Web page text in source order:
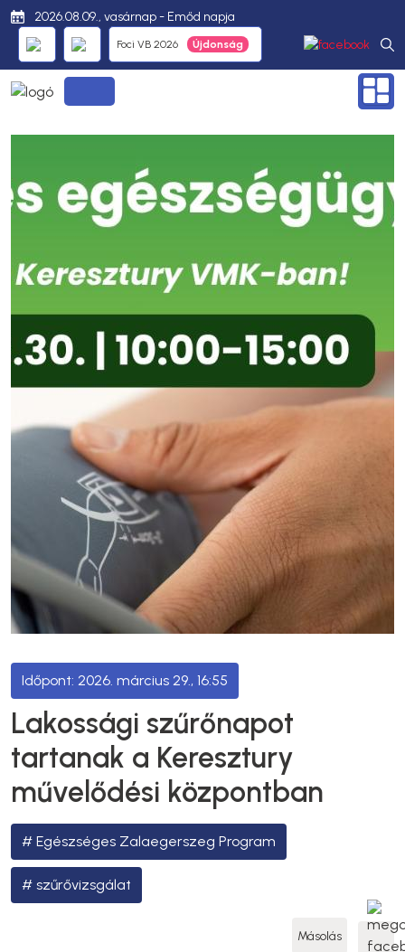
2026.08.09., vasárnap - Emőd napja
Foci VB 2026
2026. március 29., 16:55
Lakossági szűrőnapot
tartanak a Keresztury
művelődési központban
Egészséges Zalaegerszeg Program
szűrővizsgálat
Másolás